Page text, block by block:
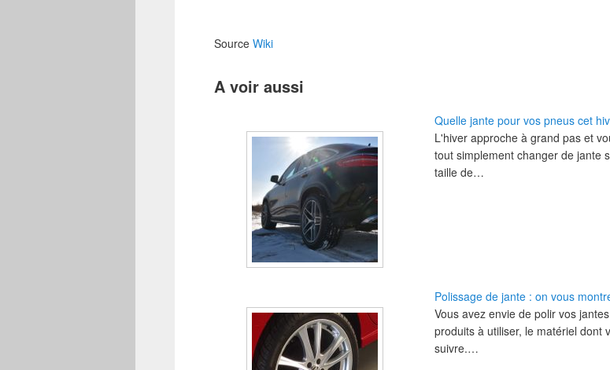
Source Wiki
A voir aussi
Quelle jante pour vos pneus cet
L'hiver approche à grand pas et
tout simplement changer de jante
taille de…
Polissage de jante : on vous
Vous avez envie de polir vos
produits à utiliser, le matériel dont
suivre.…